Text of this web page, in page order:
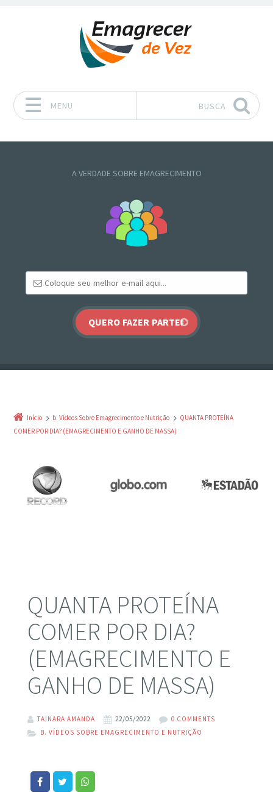
MENU BUSCA
A VERDADE SOBRE EMAGRECIMENTO
Início b. Vídeos Sobre Emagrecimento e Nutrição
QUANTA PROTEÍNA
COMER POR DIA? (EMAGRECIMENTO E GANHO DE MASSA)
QUANTA PROTEÍNA
COMER POR DIA?
(EMAGRECIMENTO E
GANHO DE MASSA)
TAINARA AMANDA 22/05/2022
0 COMMENTS
B. VÍDEOS SOBRE EMAGRECIMENTO E NUTRIÇÃO